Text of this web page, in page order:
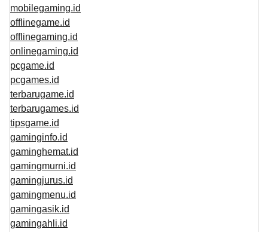
mobilegaming.id
offlinegame.id
offlinegaming.id
onlinegaming.id
pcgame.id
pcgames.id
terbarugame.id
terbarugames.id
tipsgame.id
gaminginfo.id
gaminghemat.id
gamingmurni.id
gamingjurus.id
gamingmenu.id
gamingasik.id
gamingahli.id